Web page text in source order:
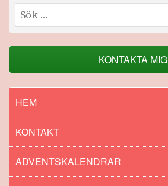
Sök
efter:
KONTAKTA MIG
HEM
KONTAKT
ADVENTSKALENDRAR